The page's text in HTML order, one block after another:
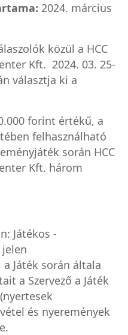
2024. március
közül a HCC
Kft. 2024. 03. 25-
választja ki a
forint értékű, a
felhasználható
során HCC
Kft. három
Játékos -
Játék során általa
a Szervező a Játék
és nyeremények